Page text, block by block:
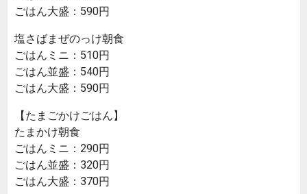
ごはん大盛：590円
塩さばまぜのっけ朝食
ごはんミニ：510円
ごはん並盛：540円
ごはん大盛：590円
【たまごかけごはん】
たまかけ朝食
ごはんミニ：290円
ごはん並盛：320円
ごはん大盛：370円